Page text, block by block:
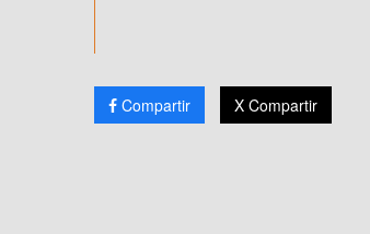
Compartir X Compartir